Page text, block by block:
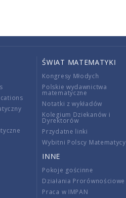
ŚWIAT MATEMATYKI
Kongresy Młodych
Polskie wydawnictwa
matematyczne
Notatki z wykładów
Kolegium Dziekanów i
Dyrektorów
Przydatne linki
Wybitni Polscy Matematycy
INNE
Pokoje gościnne
Działania Prorównościowe
Praca w IMPAN